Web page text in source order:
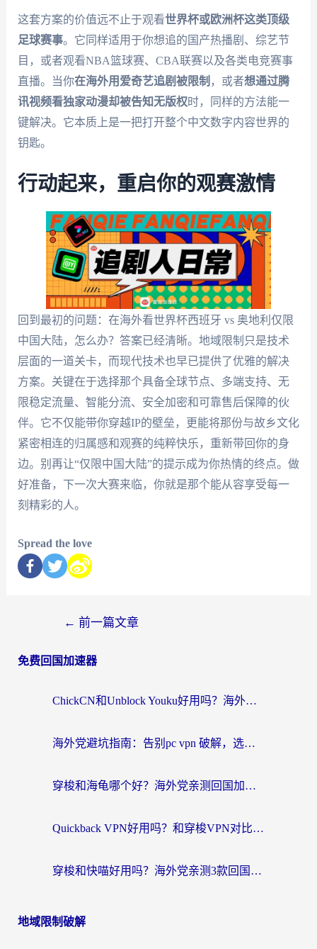
这套方案的价值远不止于观看世界杯或欧洲杯这类顶级
足球赛事。它同样适用于你想追的国产热播剧、综艺节
目，或者观看NBA篮球赛、CBA联赛以及各类电竞赛事
直播。当你在海外用爱奇艺追剧被限制 ，或者想通过腾
讯视频看独家动漫却被告知无版权时，同样的方法能一
键解决。它本质上是一把打开整个中文数字内容世界的
钥匙。
行动起来，重启你的观赛激情
回到最初的问题：在海外看世界杯西班牙 vs 奥地利仅限
中国大陆，怎么办？答案已经清晰。地域限制只是技术
层面的一道关卡，而现代技术也早已提供了优雅的解决
方案。关键在于选择那个具备全球节点、多端支持、无
限稳定流量、智能分流、安全加密和可靠售后保障的伙
伴。它不仅能带你穿越IP的壁垒，更能将那份与故乡文化
紧密相连的归属感和观赛的纯粹快乐，重新带回你的身
边。别再让“仅限中国大陆”的提示成为你热情的终点。做
好准备，下一次大赛来临，你就是那个能从容享受每一
刻精彩的人。
Spread the love
← 前一篇文章
免费回国加速器
ChickCN和Unblock Youku好用吗？海外党亲测3款回国加速器，附iOS免费选择指南
海外党避坑指南：告别pc vpn 破解，选对回国加速器轻松访问国内资源
穿梭和海龟哪个好？海外党亲测回国加速器，附电脑免费VPN推荐
Quickback VPN好用吗？和穿梭VPN对比哪个回国效果更好？海外党必看的真实测评与选择指南
穿梭和快喵好用吗？海外党亲测3款回国加速器，附日本回国VPN避坑指南
地域限制破解